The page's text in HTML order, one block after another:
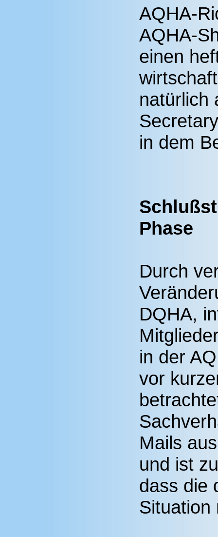
AQHA-
AQHA-
einen
natürlich
in dem
Phase
Durch
DQHA,
in der
vor
Mails
und ist
dass die
Situation